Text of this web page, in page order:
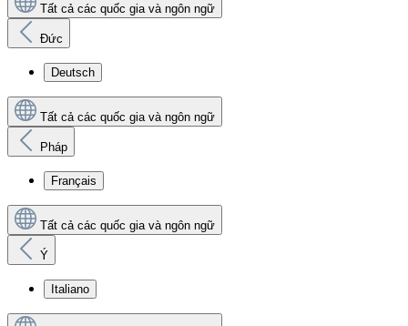
Tất cả các quốc gia và ngôn ngữ
Đức
Deutsch
Tất cả các quốc gia và ngôn ngữ
Pháp
Français
Tất cả các quốc gia và ngôn ngữ
Ý
Italiano